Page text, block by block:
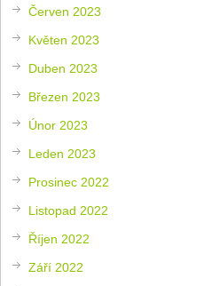
Červen 2023
Květen 2023
Duben 2023
Březen 2023
Únor 2023
Leden 2023
Prosinec 2022
Listopad 2022
Říjen 2022
Září 2022